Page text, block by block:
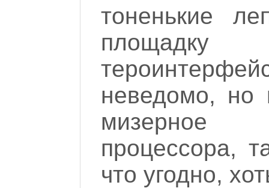
тоненькие
неведомо, но
мизерное
процессора,
что угодно,